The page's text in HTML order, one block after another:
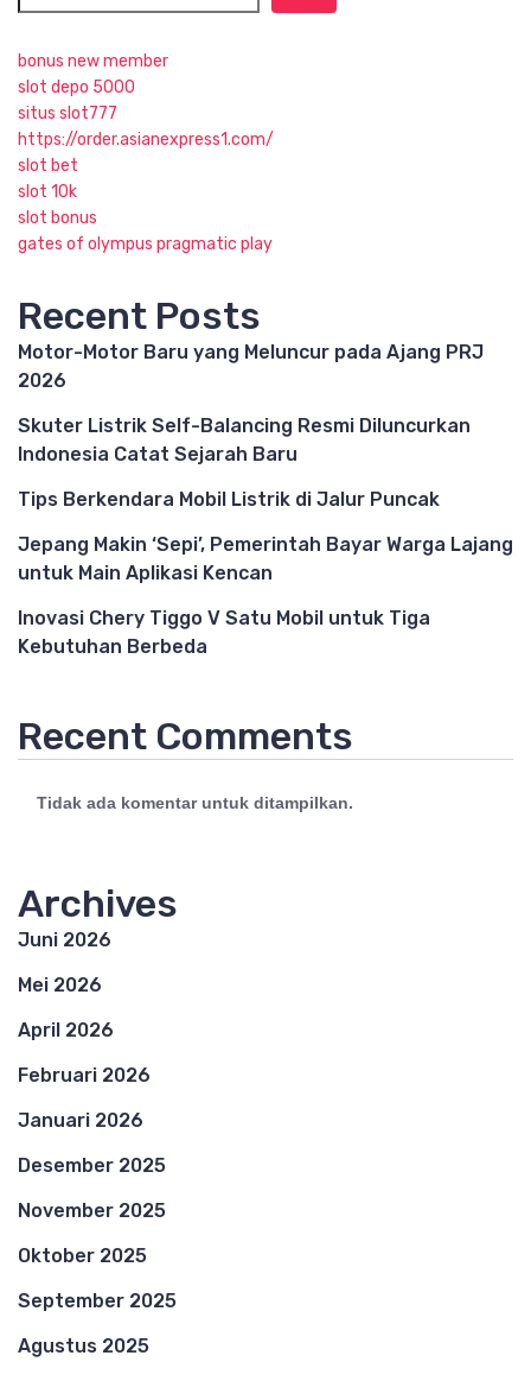
bonus new member
slot depo 5000
situs slot777
https://order.asianexpress1.com/
slot bet
slot 10k
slot bonus
gates of olympus pragmatic play
Recent Posts
Motor-Motor Baru yang Meluncur pada Ajang PRJ
2026
Skuter Listrik Self-Balancing Resmi Diluncurkan
Indonesia Catat Sejarah Baru
Tips Berkendara Mobil Listrik di Jalur Puncak
Jepang Makin ‘Sepi’, Pemerintah Bayar Warga Lajang
untuk Main Aplikasi Kencan
Inovasi Chery Tiggo V Satu Mobil untuk Tiga
Kebutuhan Berbeda
Recent Comments
Tidak ada komentar untuk ditampilkan.
Archives
Juni 2026
Mei 2026
April 2026
Februari 2026
Januari 2026
Desember 2025
November 2025
Oktober 2025
September 2025
Agustus 2025